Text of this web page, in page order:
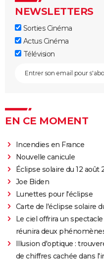
"Babylon" : critiques,
streaming, bande-
Rocky
La chambre d'à côté :
Almodóvar ? Ce qu'en
est-il inspiré d'une
Juré n°2 : s'agit-il
Le Parrain
Il était une fois en
Peter von Kant
Nomadland : synopsis,
streaming, avis...
Sound of Metal
Slalom
Oh Canada : que vaut
NEWSLETTERS
Sorties Cinéma
Actus Cinéma
Télévision
EN CE MOMENT
Incendies en France
Nouvelle canicule
Éclipse solaire du 12 août
Joe Biden
Lunettes pour l'éclipse
Carte de l'éclipse solaire
Le ciel offrira un
réunira deux
Illusion d'optique :
de chiffres cachée dans